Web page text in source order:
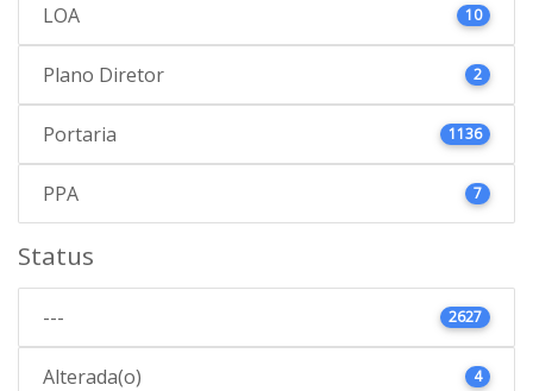
LOA 10
Plano Diretor 2
Portaria 1136
PPA 7
Status
--- 2627
Alterada(o) 4